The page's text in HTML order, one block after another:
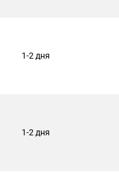
1-2 дня
1-2 дня